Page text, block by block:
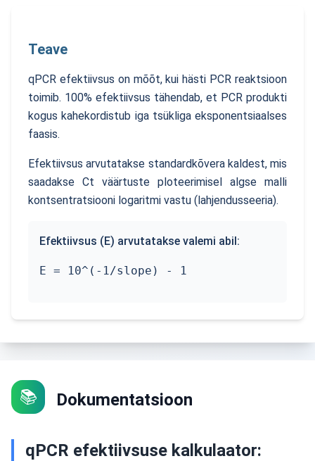
Teave
qPCR efektiivsus on mõõt, kui hästi PCR reaktsioon
toimib. 100% efektiivsus tähendab, et PCR produkti
kogus kahekordistub iga tsükliga eksponentsiaalses
faasis.
Efektiivsus arvutatakse standardkõvera kaldest, mis
saadakse Ct väärtuste ploteerimisel algse malli
kontsentratsiooni logaritmi vastu (lahjendusseeria).
Efektiivsus (E) arvutatakse valemi abil:
E = 10^(-1/slope) - 1
📚 Dokumentatsioon
qPCR efektiivsuse kalkulaator: